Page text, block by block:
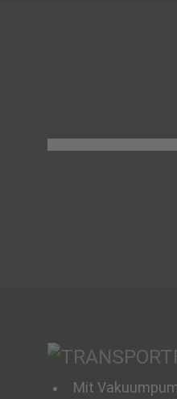
Mit